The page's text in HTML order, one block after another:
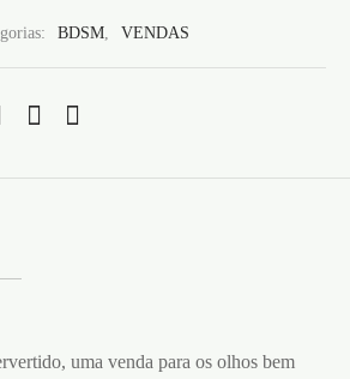
BDSM VENDAS
uma venda para os olhos bem